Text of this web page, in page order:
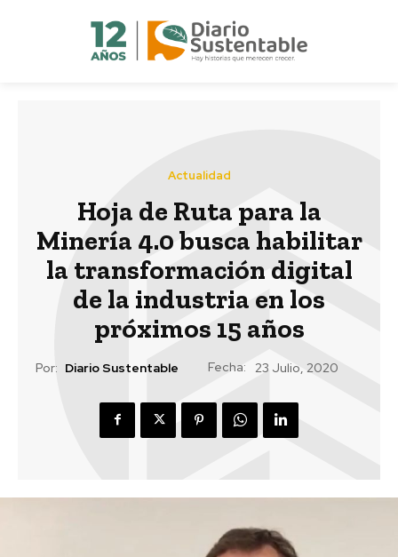
Actualidad
Hoja de Ruta para la
Minería 4.0 busca habilitar
la transformación digital
de la industria en los
próximos 15 años
Por: Diario Sustentable Fecha: 23 Julio, 2020